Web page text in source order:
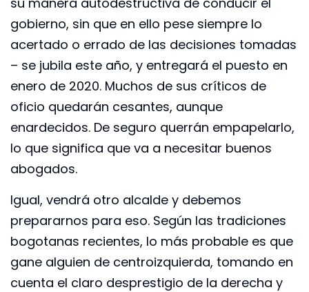
gobierno, sin que en ello pese siempre lo
acertado o errado de las decisiones tomadas
– se jubila este año, y entregará el puesto en
enero de 2020. Muchos de sus críticos de
oficio quedarán cesantes, aunque
enardecidos. De seguro querrán empapelarlo,
lo que significa que va a necesitar buenos
abogados.
Igual, vendrá otro alcalde y debemos
prepararnos para eso. Según las tradiciones
bogotanas recientes, lo más probable es que
gane alguien de centroizquierda, tomando en
cuenta el claro desprestigio de la derecha y